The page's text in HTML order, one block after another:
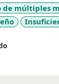
de múltiples